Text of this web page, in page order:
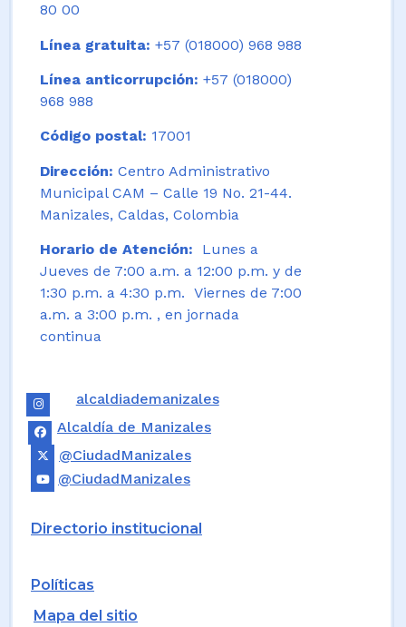
80 00
Línea gratuita: +57 (018000) 968 988
Línea anticorrupción: +57 (018000)
968 988
Código postal: 17001
Dirección: Centro Administrativo
Municipal CAM – Calle 19 No. 21-44.
Manizales, Caldas, Colombia
Horario de Atención: Lunes a
Jueves de 7:00 a.m. a 12:00 p.m. y de
1:30 p.m. a 4:30 p.m. Viernes de 7:00
a.m. a 3:00 p.m. , en jornada
continua
alcaldiademanizales
Alcaldía de Manizales
@CiudadManizales
@CiudadManizales
Directorio institucional
Políticas
Mapa del sitio